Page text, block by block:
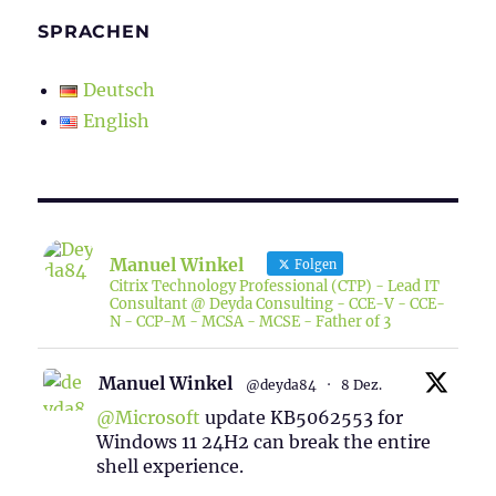
SPRACHEN
Deutsch
English
Manuel Winkel Folgen
Citrix Technology Professional (CTP) - Lead IT
Consultant @ Deyda Consulting - CCE-V - CCE-
N - CCP-M - MCSA - MCSE - Father of 3
Manuel Winkel @deyda84 · 8 Dez.
@Microsoft update KB5062553 for
Windows 11 24H2 can break the entire
shell experience.